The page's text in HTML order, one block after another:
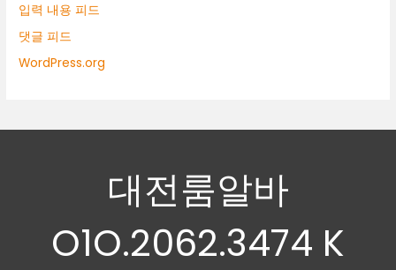
입력 내용 피드
댓글 피드
WordPress.org
대전룸알바
O1O.2062.3474 K